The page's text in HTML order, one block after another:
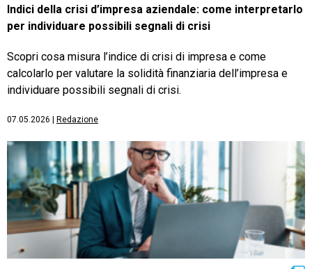
Indici della crisi d’impresa aziendale: come interpretarlo
per individuare possibili segnali di crisi
Scopri cosa misura l’indice di crisi di impresa e come
calcolarlo per valutare la solidità finanziaria dell’impresa e
individuare possibili segnali di crisi.
07.05.2026 Redazione